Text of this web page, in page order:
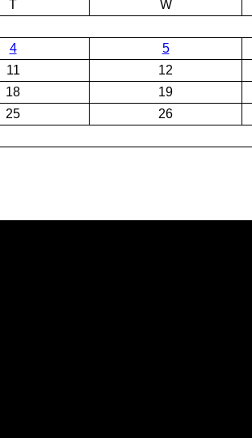
T W
4 5
11 12
18 19
25 26